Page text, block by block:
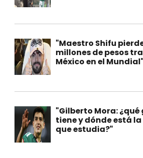
"Maestro Shifu
millones de pesos
México en el Mundial"
"Gilberto Mora:
tiene y dónde está
que estudia?"